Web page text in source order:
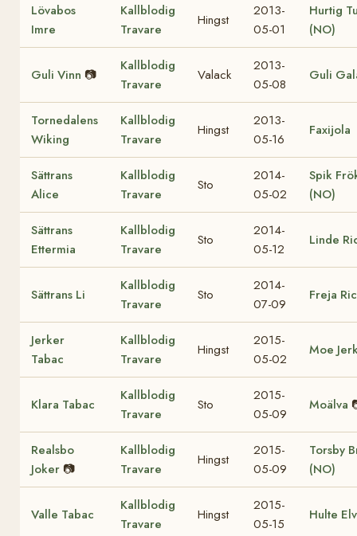
Lövabos
Imre
Kallblodig
Travare
Hingst
2013-
05-01
Hurtig
(NO)
Guli Vinn 📷
Kallblodig
Travare
Valack
2013-
05-08
Guli
Tornedalens
Wiking
Kallblodig
Travare
Hingst
2013-
05-16
Faxijola
Sättrans
Alice
Kallblodig
Travare
Sto
2014-
05-02
Spik
(NO)
Sättrans
Ettermia
Kallblodig
Travare
Sto
2014-
05-12
Linde
Sättrans Li
Kallblodig
Travare
Sto
2014-
07-09
Freja
Jerker
Tabac
Kallblodig
Travare
Hingst
2015-
05-02
Moe
Klara Tabac
Kallblodig
Travare
Sto
2015-
05-09
Moälva
Realsbo
Joker 📷
Kallblodig
Travare
Hingst
2015-
05-09
Torsby
(NO)
Valle Tabac
Kallblodig
Travare
Hingst
2015-
05-15
Hulte